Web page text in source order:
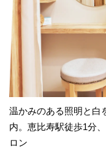
温かみのある照明と白
内。恵比寿駅徒歩1分
ロン